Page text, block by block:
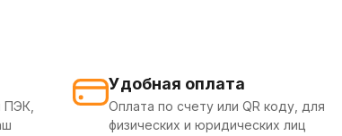
ПЭК,
Удобная оплата
Оплата по счету или QR коду, для
физических и юридических лиц